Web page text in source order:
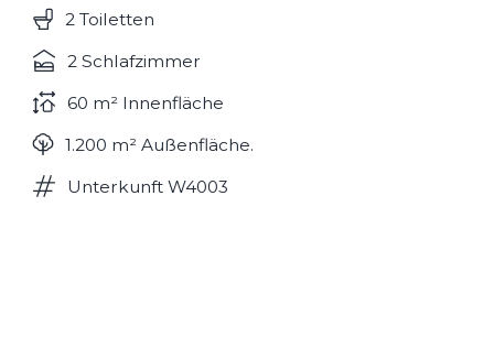
2 Toiletten
2 Schlafzimmer
60 m² Innenfläche
1.200 m² Außenfläche.
Unterkunft W4003